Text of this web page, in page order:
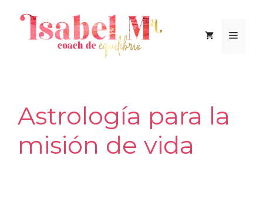
contenido
Menú
Astrología para la
misión de vida